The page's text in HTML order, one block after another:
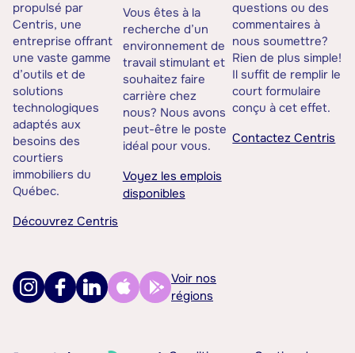
propulsé par
Centris, une
entreprise offrant
une vaste gamme
d’outils et de
solutions
technologiques
adaptés aux
besoins des
courtiers
immobiliers du
Québec.
Découvrez Centris
Vous êtes à la
recherche d’un
environnement de
travail stimulant et
souhaitez faire
carrière chez
nous? Nous avons
peut-être le poste
idéal pour vous.
Voyez les emplois
disponibles
questions ou des
commentaires à
nous soumettre?
Rien de plus simple!
Il suffit de remplir le
court formulaire
conçu à cet effet.
Contactez Centris
Voir nos
régions